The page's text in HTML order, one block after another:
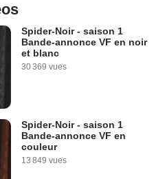
Spider-Noir - saison 1
Bande-annonce VF en noir
et blanc
30 369 vues
Spider-Noir - saison 1
Bande-annonce VF en
couleur
13 849 vues